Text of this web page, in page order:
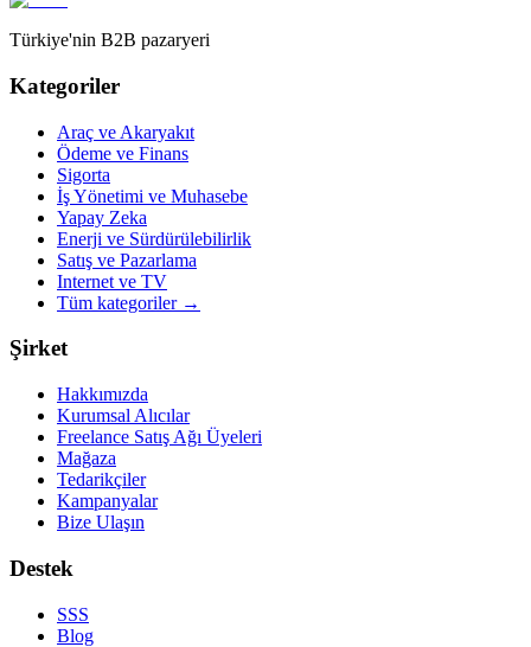
Türkiye'nin B2B pazaryeri
Kategoriler
Araç ve Akaryakıt
Ödeme ve Finans
Sigorta
İş Yönetimi ve Muhasebe
Yapay Zeka
Enerji ve Sürdürülebilirlik
Satış ve Pazarlama
Internet ve TV
Tüm kategoriler→
Şirket
Hakkımızda
Kurumsal Alıcılar
Freelance Satış Ağı Üyeleri
Mağaza
Tedarikçiler
Kampanyalar
Bize Ulaşın
Destek
SSS
Blog